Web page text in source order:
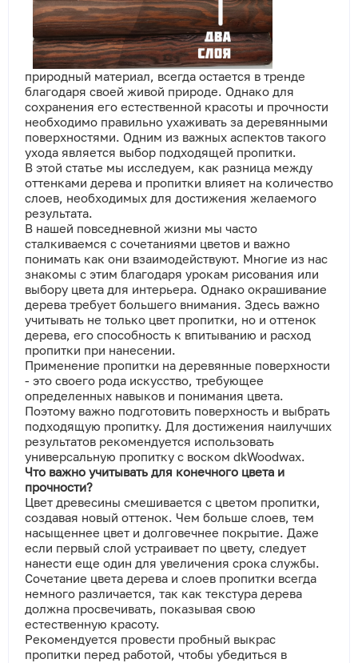
природный материал, всегда остается в тренде
благодаря своей живой природе. Однако для
сохранения его естественной красоты и прочности
необходимо правильно ухаживать за деревянными
поверхностями. Одним из важных аспектов такого
ухода является выбор подходящей пропитки.
В этой статье мы исследуем, как разница между
оттенками дерева и пропитки влияет на количество
слоев, необходимых для достижения желаемого
результата.
В нашей повседневной жизни мы часто
сталкиваемся с сочетаниями цветов и важно
понимать как они взаимодействуют. Многие из нас
знакомы с этим благодаря урокам рисования или
выбору цвета для интерьера. Однако окрашивание
дерева требует большего внимания. Здесь важно
учитывать не только цвет пропитки, но и оттенок
дерева, его способность к впитыванию и расход
пропитки при нанесении.
Применение пропитки на деревянные поверхности
- это своего рода искусство, требующее
определенных навыков и понимания цвета.
Поэтому важно подготовить поверхность и выбрать
подходящую пропитку. Для достижения наилучших
результатов рекомендуется использовать
универсальную пропитку с воском dkWoodwax.
Что важно учитывать для конечного цвета и
прочности?
Цвет древесины смешивается с цветом пропитки,
создавая новый оттенок. Чем больше слоев, тем
насыщеннее цвет и долговечнее покрытие. Даже
если первый слой устраивает по цвету, следует
нанести еще один для увеличения срока службы.
Сочетание цвета дерева и слоев пропитки всегда
немного различается, так как текстура дерева
должна просвечивать, показывая свою
естественную красоту.
Рекомендуется провести пробный выкрас
пропитки перед работой, чтобы убедиться в